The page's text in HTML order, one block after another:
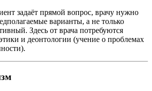
задаёт прямой вопрос, врачу нужно
варианты, а не только
Здесь от врача потребуются
и деонтологии (учение о проблемах